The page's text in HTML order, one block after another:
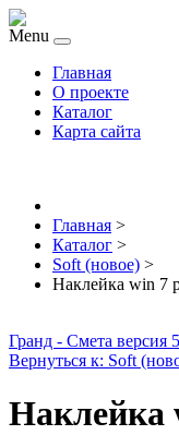
Menu
Главная
О проекте
Каталог
Карта сайта
Главная >
Каталог >
Soft (новое) >
Наклейка win 7
Гранд - Смета версия 5
Вернуться к: Soft
Наклейка